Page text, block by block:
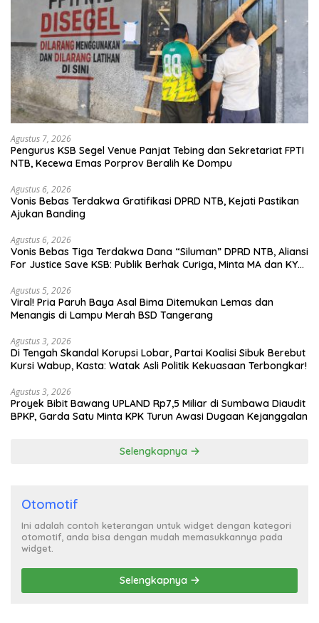
Agustus 7, 2026
Pengurus KSB Segel Venue Panjat Tebing dan Sekretariat FPTI
NTB, Kecewa Emas Porprov Beralih Ke Dompu
Agustus 6, 2026
Vonis Bebas Terdakwa Gratifikasi DPRD NTB, Kejati Pastikan
Ajukan Banding
Agustus 6, 2026
Vonis Bebas Tiga Terdakwa Dana “Siluman” DPRD NTB, Aliansi
For Justice Save KSB: Publik Berhak Curiga, Minta MA dan KY
Agustus 5, 2026
Viral! Pria Paruh Baya Asal Bima Ditemukan Lemas dan
Menangis di Lampu Merah BSD Tangerang
Agustus 3, 2026
Di Tengah Skandal Korupsi Lobar, Partai Koalisi Sibuk Berebut
Kursi Wabup, Kasta: Watak Asli Politik Kekuasaan Terbongkar!
Agustus 3, 2026
Proyek Bibit Bawang UPLAND Rp7,5 Miliar di Sumbawa Diaudit
BPKP, Garda Satu Minta KPK Turun Awasi Dugaan Kejanggalan
Selengkapnya
Otomotif
Ini adalah contoh keterangan untuk widget dengan kategori
otomotif, anda bisa dengan mudah memasukkannya pada
widget.
Selengkapnya